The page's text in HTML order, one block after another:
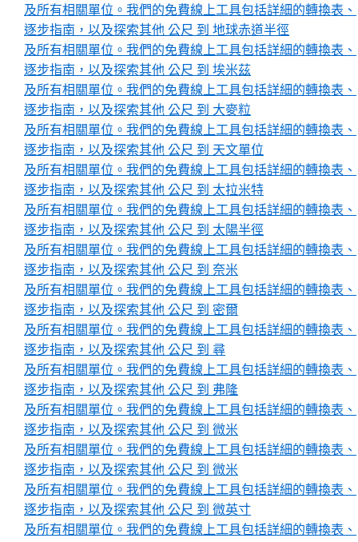
及所有相關單位。我們的免費線上工具包括詳細的轉換表、
逐步指南，以及探索其他 公尺 到 地球赤道半徑
及所有相關單位。我們的免費線上工具包括詳細的轉換表、
逐步指南，以及探索其他 公尺 到 埃米茲
及所有相關單位。我們的免費線上工具包括詳細的轉換表、
逐步指南，以及探索其他 公尺 到 大麥粒
及所有相關單位。我們的免費線上工具包括詳細的轉換表、
逐步指南，以及探索其他 公尺 到 天文單位
及所有相關單位。我們的免費線上工具包括詳細的轉換表、
逐步指南，以及探索其他 公尺 到 太拉米特
及所有相關單位。我們的免費線上工具包括詳細的轉換表、
逐步指南，以及探索其他 公尺 到 太陽半徑
及所有相關單位。我們的免費線上工具包括詳細的轉換表、
逐步指南，以及探索其他 公尺 到 奈米
及所有相關單位。我們的免費線上工具包括詳細的轉換表、
逐步指南，以及探索其他 公尺 到 密爾
及所有相關單位。我們的免費線上工具包括詳細的轉換表、
逐步指南，以及探索其他 公尺 到 尋
及所有相關單位。我們的免費線上工具包括詳細的轉換表、
逐步指南，以及探索其他 公尺 到 弗隆
及所有相關單位。我們的免費線上工具包括詳細的轉換表、
逐步指南，以及探索其他 公尺 到 微米
及所有相關單位。我們的免費線上工具包括詳細的轉換表、
逐步指南，以及探索其他 公尺 到 微米
及所有相關單位。我們的免費線上工具包括詳細的轉換表、
逐步指南，以及探索其他 公尺 到 微英寸
及所有相關單位。我們的免費線上工具包括詳細的轉換表、